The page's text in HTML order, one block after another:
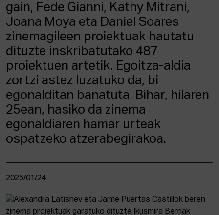
gain, Fede Gianni, Kathy Mitrani,
Joana Moya eta Daniel Soares
zinemagileen proiektuak hautatu
dituzte inskribatutako 487
proiektuen artetik. Egoitza-aldia
zortzi astez luzatuko da, bi
egonalditan banatuta. Bihar, hilaren
25ean, hasiko da zinema
egonaldiaren hamar urteak
ospatzeko atzerabegirakoa.
2025/01/24